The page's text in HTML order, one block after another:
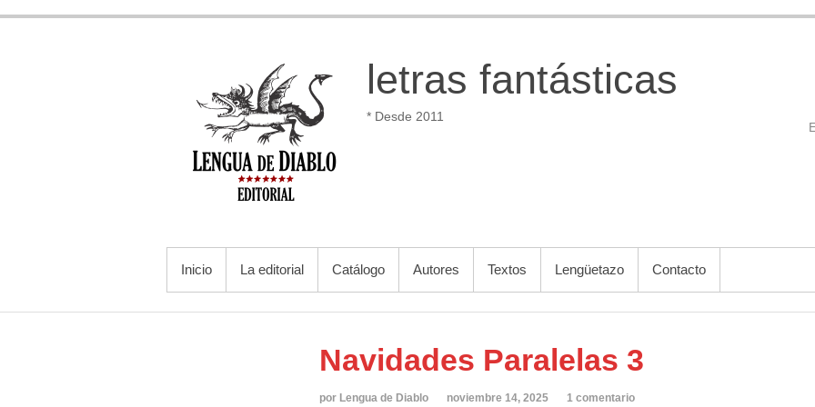
letras fantásticas
* Desde 2011
MENÚ PRINCIPAL
Inicio La editorial Catálogo Autores Textos Lengüetazo Contacto
Navidades Paralelas 3
por Lengua de Diablo noviembre 14, 2025 1 comentario